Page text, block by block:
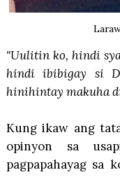
"Uulitin ko, hindi
hindi ibibigay si
hinihintay makuha
Kung ikaw ang
opinyon sa
pagpapahayag sa